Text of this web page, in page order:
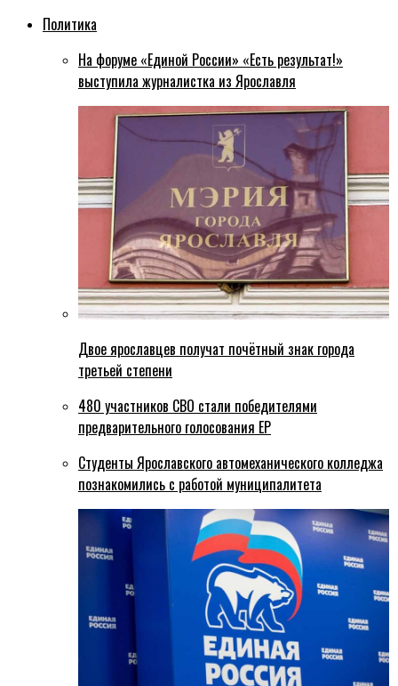
Политика
На форуме «Единой России» «Есть результат!»
выступила журналистка из Ярославля
Двое ярославцев получат почётный знак города
третьей степени
480 участников СВО стали победителями
предварительного голосования ЕР
Студенты Ярославского автомеханического колледжа
познакомились с работой муниципалитета